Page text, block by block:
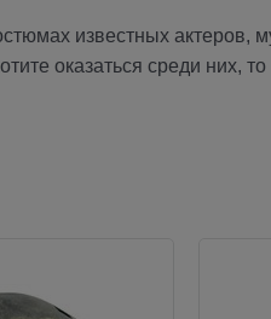
известных актеров,
оказаться среди них,